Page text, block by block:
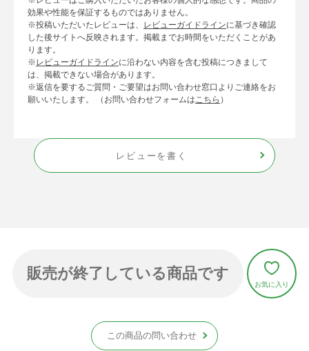
効果や性能を保証するものではありません。
※投稿いただいたレビューは、 レビューガイドラインに基づき確認
した後サイトへ反映されます。掲載までお時間をいただくことがあ
ります。
※レビューガイドラインに沿わない内容を含む投稿につきまして
は、掲載できない場合があります。
※返信を要するご質問・ご要望はお問い合わせ窓口よりご連絡をお
願いいたします。 （お問い合わせフォームは こちら ）
レビューを書く
販売が終了している商品です
この商品の問い合わせ